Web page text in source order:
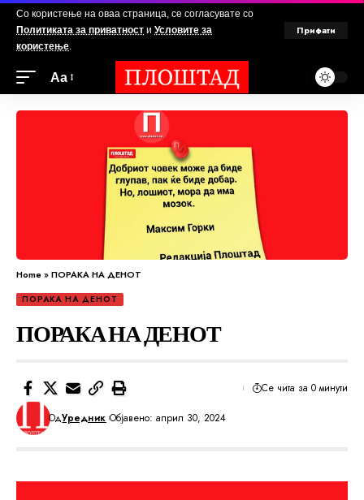
Со користење на оваа страница, се согласувате со
Политиката за приватност и Условите за
користење.
Прифати
Аа
Home»ПОРАКА НА ДЕНОТ
ПОРАКА НА ДЕНОТ
ПОРАКА НА ДЕНОТ
ОдУредник Објавено: април 30, 2024
Се чита за 0 минути